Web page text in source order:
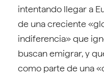
intentando llegar a
de una creciente
indiferencia» que
buscan emigrar, y
como parte de una